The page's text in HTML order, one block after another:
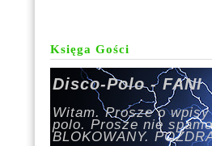
Księga Gości
Disco-Polo - FANI
Witam. Prosze o
polo. Prosze nie
BLOKOWANY.